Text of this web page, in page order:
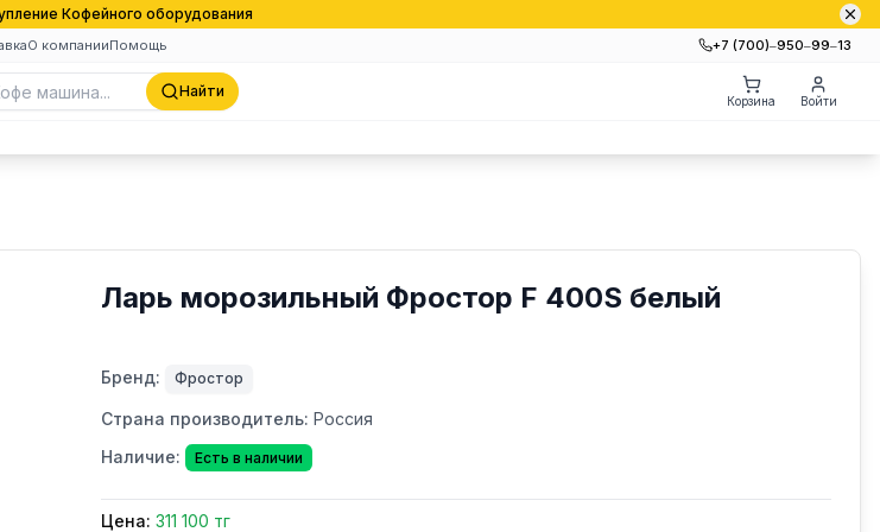
Кофейного оборудования
О компанииПомощь +7 (700)‒950‒99‒13
Найти
Корзина Войти
Ларь морозильный Фростор F 400S белый
Бренд: Фростор
Страна производитель: Россия
Наличие:
Есть в наличии
Цена: 311 100 тг